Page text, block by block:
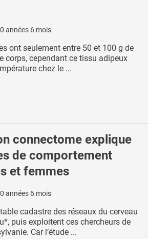
années 6 mois
ont seulement entre 50 et 100 g de
corps, cependant ce tissu adipeux
chez le ...
connectome explique
de comportement
et femmes
années 6 mois
cadastre des réseaux du cerveau
puis exploitent ces chercheurs de
Car l’étude ...